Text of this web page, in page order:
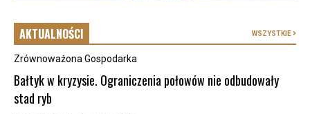
AKTUALNOŚCI WSZYSTKIE
Zrównoważona Gospodarka
Bałtyk w kryzysie. Ograniczenia połowów nie odbudowały
stad ryb